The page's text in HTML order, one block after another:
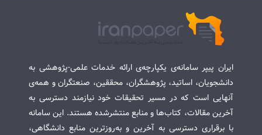
ایران پیپر سامانه‌ی یکپارچه‌ی ارائه خدمات علمی-پژوهشی به
دانشجویان، اساتید، پژوهشگران، محققین، صنعتگران و همه‌ی
آنهایی است که در مسیر تحقیقات خود نیازمند دسترسی به
آخرین مقالات، کتاب‌ها و منابع منتشرشده هستند. این سامانه
با برقراری دسترسی به آخرین و به‌روزترین منابع دانشگاهی،